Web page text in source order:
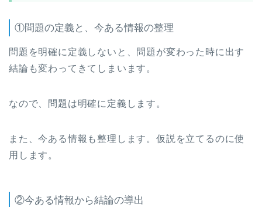
①問題の定義と、今ある情報の整理
問題を明確に定義しないと、問題が変わった時に出す
結論も変わってきてしまいます。
なので、問題は明確に定義します。
また、今ある情報も整理します。仮説を立てるのに使
用します。
②今ある情報から結論の導出